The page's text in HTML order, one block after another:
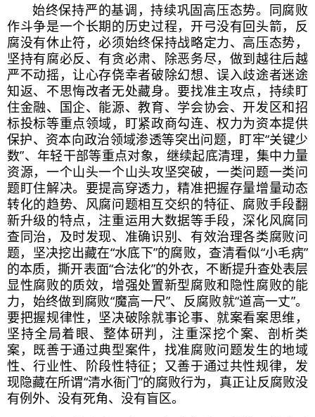
始终保持严的基调，持续巩固高压态势。同腐败
作斗争是一个长期的历史过程，开弓没有回头箭，反
腐没有休止符，必须始终保持战略定力、高压态势，
坚持有腐必反、有贪必肃、除恶务尽，做到越往后越
严不动摇，让心存侥幸者破除幻想、误入歧途者迷途
知返、不思悔改者无处藏身。要找准主攻点，持续盯
住金融、国企、能源、教育、学会协会、开发区和招
标投标等重点领域，盯紧政商勾连、权力为资本提供
保护、资本向政治领域渗透等突出问题，盯牢“关键少
数”、年轻干部等重点对象，继续起底清理，集中力量
资源，一个山头一个山头攻坚突破，一类问题一类问
题盯住解决。要提高穿透力，精准把握存量增量动态
转化的趋势、风腐问题相互交织的特征、腐败手段翻
新升级的特点，注重运用大数据等手段，深化风腐同
查同治，及时发现、准确识别、有效治理各类腐败问
题，坚决挖出藏在“水底下”的腐败，查清看似“小毛病”
的本质，撕开表面“合法化”的外衣，不断提升查处表层
显性腐败的质效，增强处置新型腐败和隐性腐败的能
力，始终做到腐败“魔高一尺”、反腐败就“道高一丈”。
要把握规律性，坚决破除就事论事、就案看案思维，
坚持全局着眼、整体研判，注重深挖个案、剖析类
案，既善于通过典型案件，找准腐败问题发生的地域
性、行业性、阶段性特征；又善于通过共性规律，发
现隐藏在所谓“清水衙门”的腐败行为，真正让反腐败没
有例外、没有死角、没有盲区。